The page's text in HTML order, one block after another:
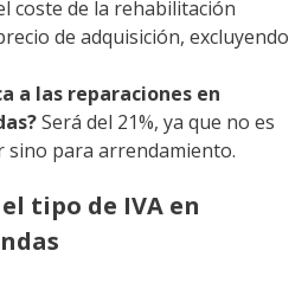
coste de la rehabilitación
de adquisición, excluyendo
a las reparaciones en
Será del 21%, ya que no es
sino para arrendamiento.
tipo de IVA en